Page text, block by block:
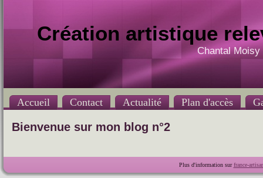
Création artistique
Chantal Moisy
Accueil Contact Actualité Plan d'accès
Bienvenue sur mon blog n°2
Plus d'information surfrance-